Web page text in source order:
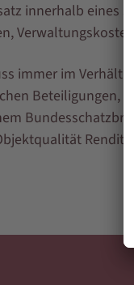
innerhalb eines
immer im
Beteiligungen,